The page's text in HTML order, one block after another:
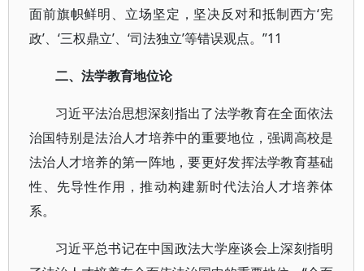
面前旗帜鲜明、立场坚定，坚决反对和抵制西方‘宪
政’、‘三权鼎立’、‘司法独立’等错误观点。”11
二、法学教育地位论
习近平法治思想深刻指出了法学教育在全面依法
治国特别是法治人才培养中的重要地位，强调高校是
法治人才培养的第一阵地，要更好发挥法学教育基础
性、先导性作用，推动构建新时代法治人才培养体
系。
习近平总书记在中国政法大学座谈会上深刻指明